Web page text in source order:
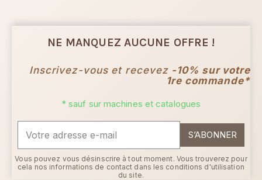
NE MANQUEZ AUCUNE OFFRE !
Inscrivez-vous et recevez -10% sur votre
1re commande*
* sauf sur machines et catalogues
S’ABONNER
Vous pouvez vous désinscrire à tout moment. Vous trouverez pour
cela nos informations de contact dans les conditions d'utilisation
du site.